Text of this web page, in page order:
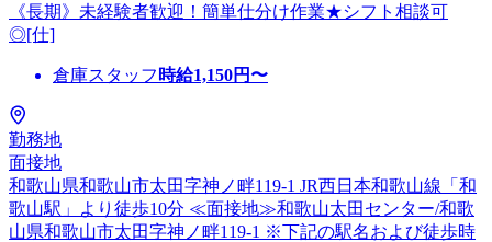
《長期》未経験者歓迎！簡単仕分け作業★シフト相談可
◎[仕]
倉庫スタッフ 時給1,150円〜
勤務地
面接地
和歌山県和歌山市太田字神ノ畔119-1 JR西日本和歌山線「和
歌山駅」より徒歩10分 ≪面接地≫和歌山太田センター/和歌
山県和歌山市太田字神ノ畔119-1 ※下記の駅名および徒歩時